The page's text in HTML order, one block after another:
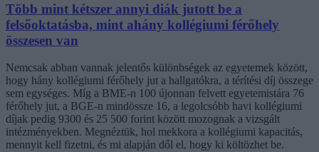
Több mint kétszer annyi diák jutott be a
felsőoktatásba, mint ahány kollégiumi férőhely
összesen van
Nemcsak abban vannak jelentős különbségek az egyetemek között,
hogy hány kollégiumi férőhely jut a hallgatókra, a térítési díj összege
sem egységes. Míg a BME-n 100 újonnan felvett egyetemistára 76
férőhely jut, a BGE-n mindössze 16, a legolcsóbb havi kollégiumi
díjak pedig 9300 és 25 500 forint között mozognak a vizsgált
intézményekben. Megnéztük, hol mekkora a kollégiumi kapacitás,
mennyit kell fizetni, és mi alapján dől el, hogy ki költözhet be.